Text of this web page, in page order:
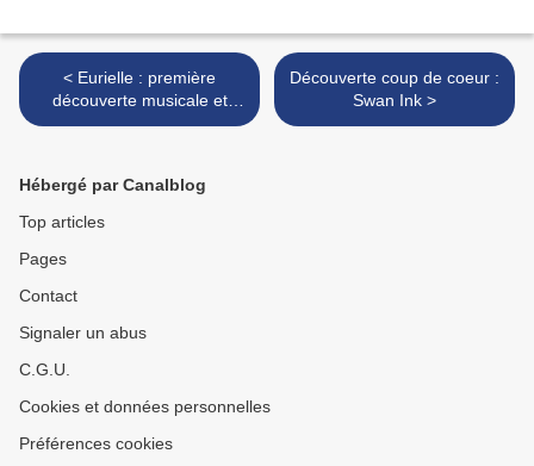
< Eurielle : première
découverte musicale et
premier coup de coeur
Découverte coup de coeur :
Swan Ink >
Hébergé par Canalblog
Top articles
Pages
Contact
Signaler un abus
C.G.U.
Cookies et données personnelles
Préférences cookies